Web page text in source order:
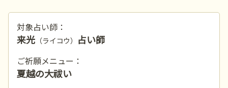
対象占い師：
来光 （ライコウ） 占い師
ご祈願メニュー：
夏越の大祓い